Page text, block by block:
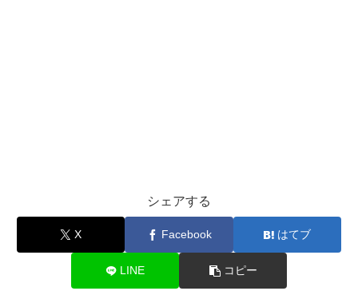
シェアする
X Facebook はてブ
LINE コピー